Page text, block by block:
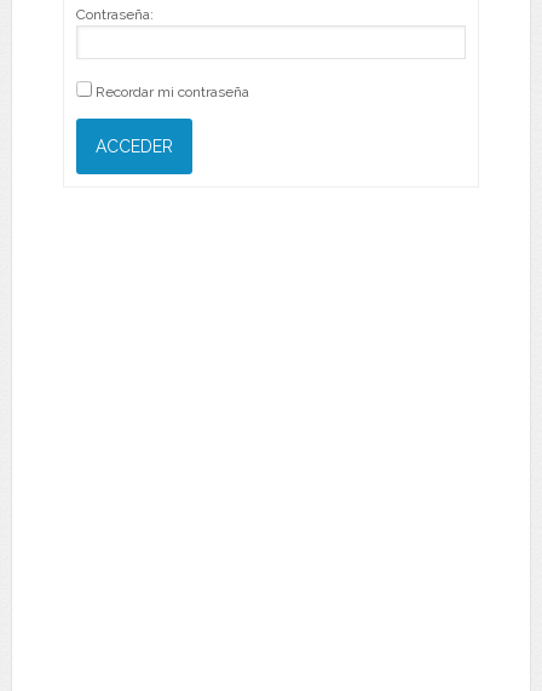
Contraseña:
Recordar mi contraseña
ACCEDER